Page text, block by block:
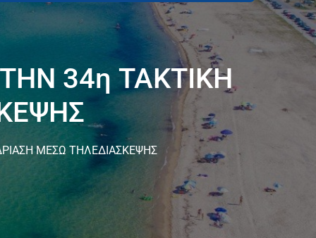
34η ΤΑΚΤΙΚΗ
ΜΕΣΩ ΤΗΛΕΔΙΑΣΚΕΨΗΣ